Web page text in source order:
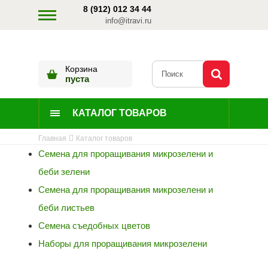
8 (912) 012 34 44
info@itravi.ru
Корзина
пуста
КАТАЛОГ ТОВАРОВ
Главная Каталог товаров
Семена для проращивания микрозелени и
беби зелени
Семена для проращивания микрозелени и
беби листьев
Семена съедобных цветов
Наборы для проращивания микрозелени